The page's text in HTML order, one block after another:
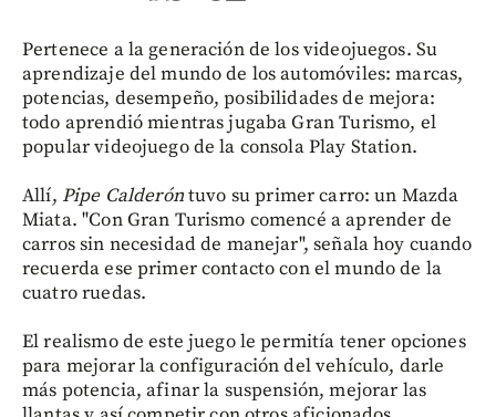
Pertenece a la generación de los videojuegos. Su
aprendizaje del mundo de los automóviles: marcas,
potencias, desempeño, posibilidades de mejora:
todo aprendió mientras jugaba Gran Turismo, el
popular videojuego de la consola Play Station.
Allí, Pipe Calderóntuvo su primer carro: un Mazda
Miata. "Con Gran Turismo comencé a aprender de
carros sin necesidad de manejar", señala hoy cuando
recuerda ese primer contacto con el mundo de la
cuatro ruedas.
El realismo de este juego le permitía tener opciones
para mejorar la configuración del vehículo, darle
más potencia, afinar la suspensión, mejorar las